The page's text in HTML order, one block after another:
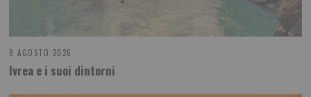
8 AGOSTO 2026
Ivrea e i suoi dintorni